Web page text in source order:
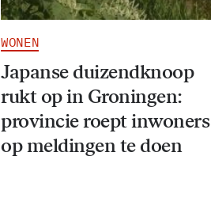
WONEN
Japanse duizendknoop
rukt op in Groningen:
provincie roept inwoners
op meldingen te doen